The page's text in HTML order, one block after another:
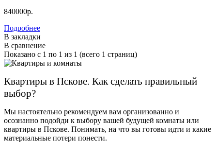
840000р.
Подробнее
В закладки
В сравнение
Показано с 1 по 1 из 1 (всего 1 страниц)
Квартиры в Пскове. Как сделать правильный
выбор?
Мы настоятельно рекомендуем вам организованно и
осознанно подойди к выбору вашей будущей комнаты или
квартиры в Пскове. Понимать, на что вы готовы идти и какие
материальные потери понести.